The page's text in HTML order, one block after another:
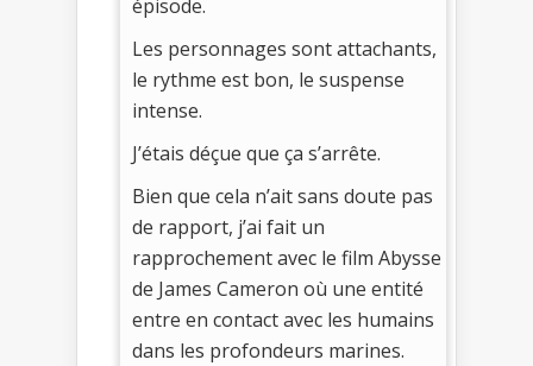
épisode.
Les personnages sont attachants,
le rythme est bon, le suspense
intense.
J’étais déçue que ça s’arrête.
Bien que cela n’ait sans doute pas
de rapport, j’ai fait un
rapprochement avec le film Abysse
de James Cameron où une entité
entre en contact avec les humains
dans les profondeurs marines.